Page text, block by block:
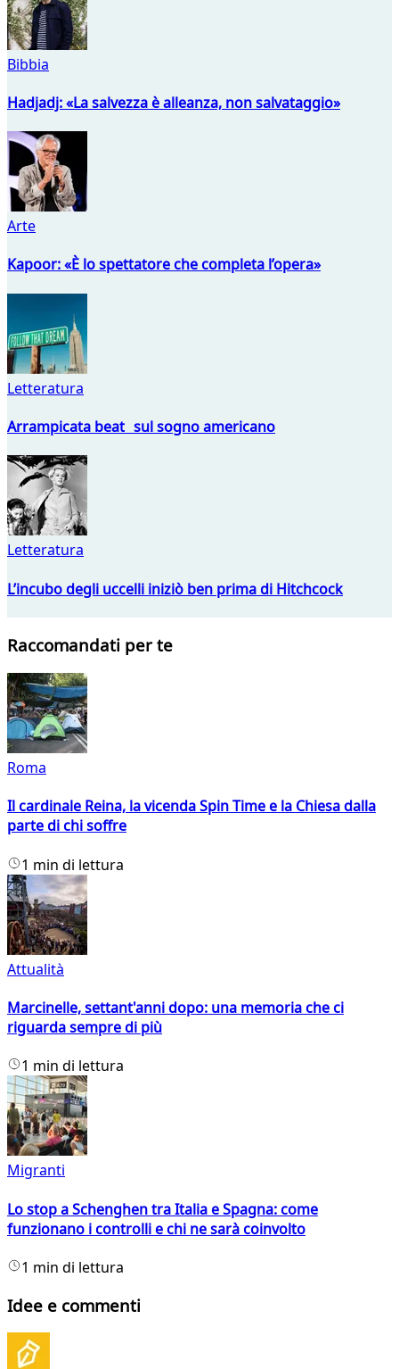
Bibbia
Hadjadj: «La salvezza è alleanza, non salvataggio»
Arte
Kapoor: «È lo spettatore che completa l’opera»
Letteratura
Arrampicata beat sul sogno americano
Letteratura
L’incubo degli uccelli iniziò ben prima di Hitchcock
Raccomandati per te
Roma
Il cardinale Reina, la vicenda Spin Time e la Chiesa dalla
parte di chi soffre
1 min di lettura
Attualità
Marcinelle, settant'anni dopo: una memoria che ci
riguarda sempre di più
1 min di lettura
Migranti
Lo stop a Schenghen tra Italia e Spagna: come
funzionano i controlli e chi ne sarà coinvolto
1 min di lettura
Idee e commenti